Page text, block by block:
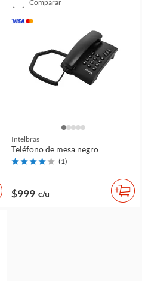
comparar
Intelbras
Teléfono de mesa negro
(1)
$999 c/u